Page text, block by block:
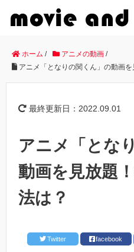
ホーム / アニメの動画 /
アニメ「となりの関くん」の動画
最終更新日：2022.09.01
アニメ「とな
動画を見放題
法は？
Twitter facebook